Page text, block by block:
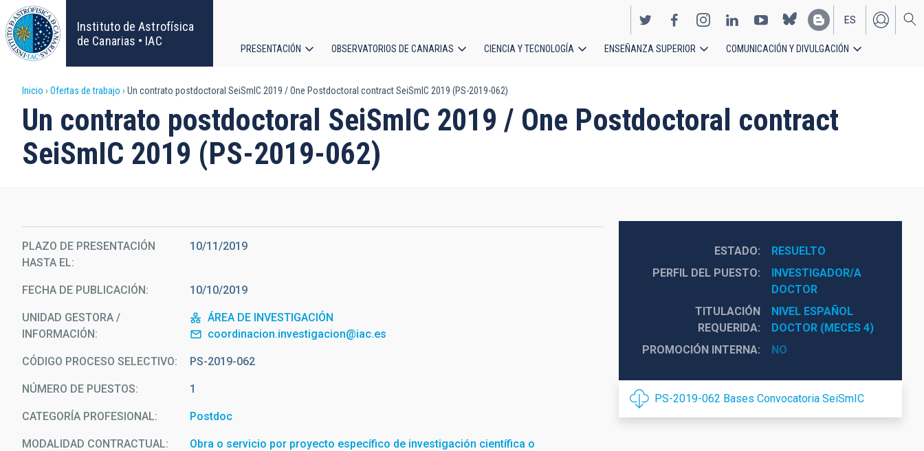
Pasar
al
contenido
principal
Instituto de Astrofísica
de Canarias • IAC
EN
ES
principal
PRESENTACIÓN OBSERVATORIOS DE CANARIAS CIENCIA Y TECNOLOGÍA ENSEÑANZA SUPERIOR COMUNICACIÓN Y DIVULGACIÓN
Sobrescribir
enlaces
de
a
la
navegación
Inicio Ofertas de trabajo Un contrato postdoctoral SeiSmIC 2019 / One Postdoctoral contract SeiSmIC 2019 (PS-2019-062)
Un contrato postdoctoral SeiSmIC 2019 / One Postdoctoral contract
SeiSmIC 2019 (PS-2019-062)
PLAZO DE PRESENTACIÓN
HASTA EL
10/11/2019
FECHA DE PUBLICACIÓN 10/10/2019
UNIDAD GESTORA /
INFORMACIÓN
ÁREA DE INVESTIGACIÓN
coordinacion.investigacion@iac.es
CÓDIGO PROCESO SELECTIVO PS-2019-062
NÚMERO DE PUESTOS 1
CATEGORÍA PROFESIONAL Postdoc
MODALIDAD CONTRACTUAL
Obra o servicio por proyecto específico de investigación científica o
ESTADO
RESUELTO
PERFIL DEL PUESTO
INVESTIGADOR/A
DOCTOR
TITULACIÓN
REQUERIDA
NIVEL ESPAÑOL
DOCTOR (MECES 4)
PROMOCIÓN INTERNA
NO
PS-2019-062 Bases Convocatoria SeiSmIC